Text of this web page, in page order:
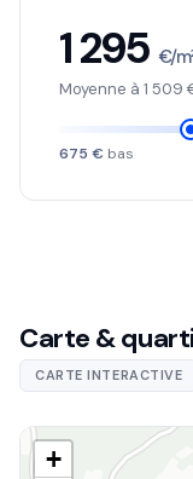
1 295 €/
Moyenne à 1 509
675 € bas
Carte &
CARTE INTERACTIVE
+